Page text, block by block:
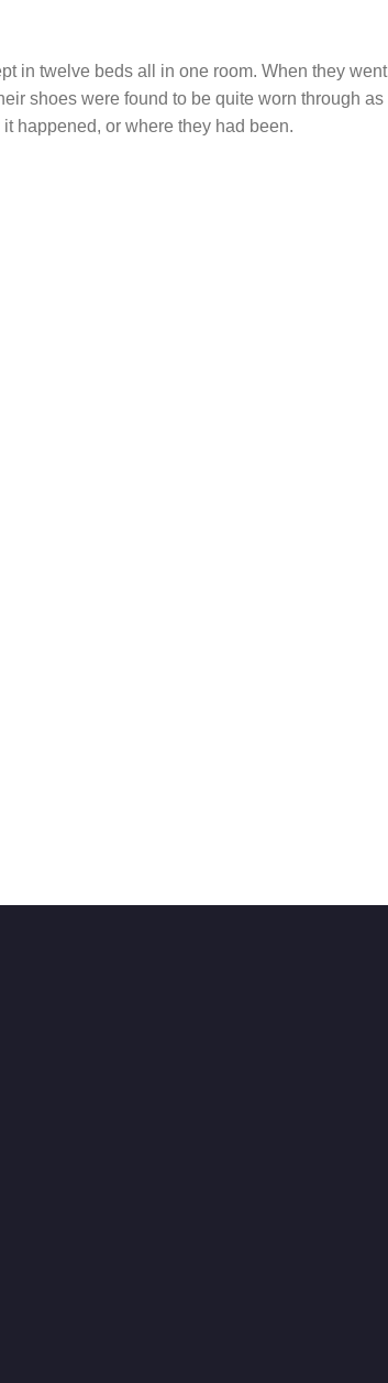
in twelve beds all in one room. When they went
shoes were found to be quite worn through as
happened, or where they had been.